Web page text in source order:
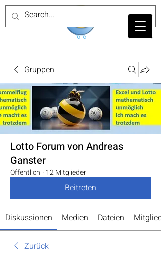
Gruppen
Lotto Forum von Andreas
Ganster
Öffentlich · 12 Mitglieder
Beitreten
Diskussionen Medien Dateien
Zurück